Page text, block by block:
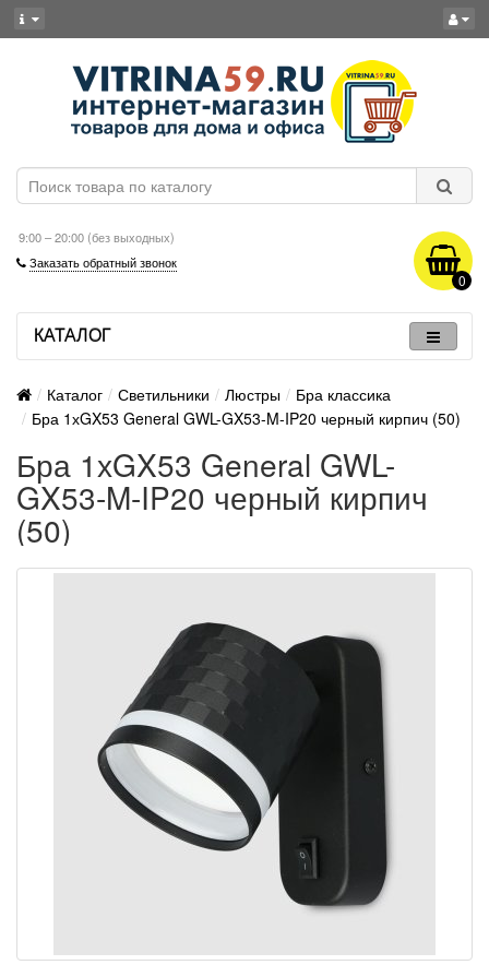
9:00 – 20:00 (без выходных)
Заказать обратный звонок
0
КАТАЛОГ
Каталог Светильники Люстры
Бра классика
Бра 1хGX53 General GWL-GX53-M-IP20 черный кирпич (50)
Бра 1хGX53 General GWL-
GX53-M-IP20 черный кирпич
(50)